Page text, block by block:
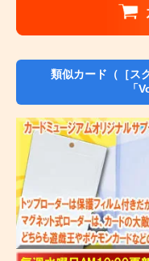
類似カード（［ス
「